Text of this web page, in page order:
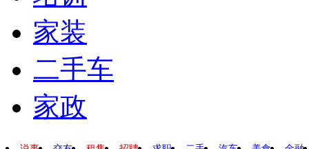
家装
二手车
家政